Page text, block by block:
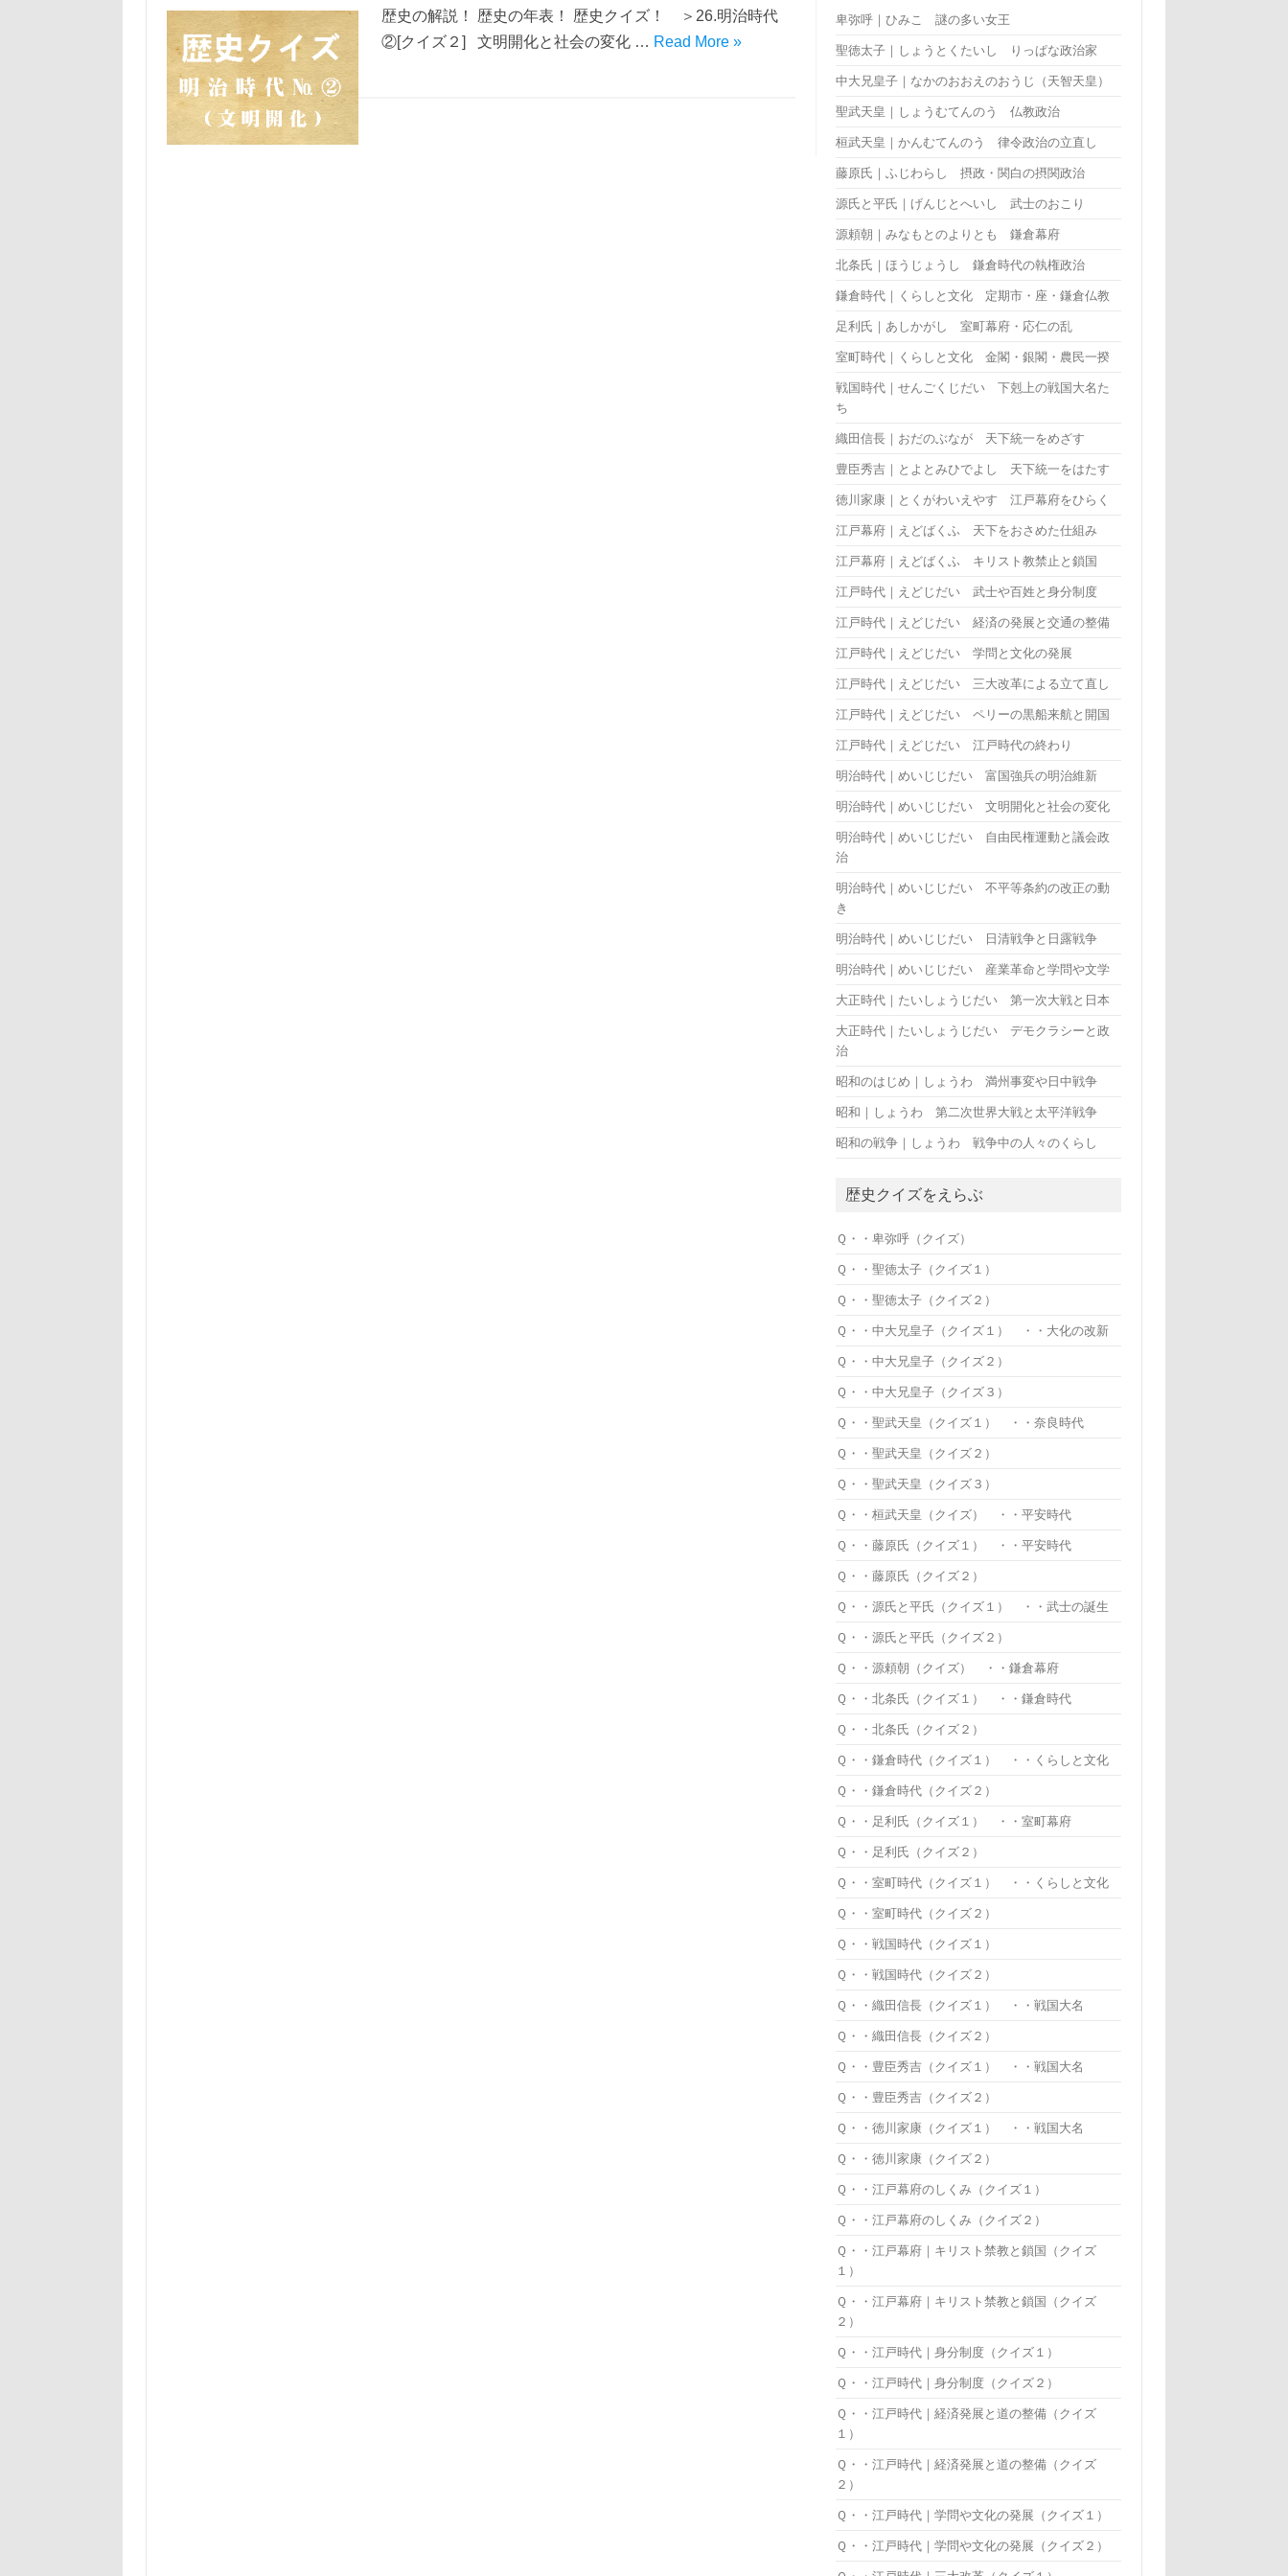
歴史の解説！ 歴史の年表！ 歴史クイズ！ ＞26.明治時代
②[クイズ２] 文明開化と社会の変化 … Read More »
卑弥呼｜ひみこ 謎の多い女王
聖徳太子｜しょうとくたいし りっぱな政治家
中大兄皇子｜なかのおおえのおうじ（天智天皇）
聖武天皇｜しょうむてんのう 仏教政治
桓武天皇｜かんむてんのう 律令政治の立直し
藤原氏｜ふじわらし 摂政・関白の摂関政治
源氏と平氏｜げんじとへいし 武士のおこり
源頼朝｜みなもとのよりとも 鎌倉幕府
北条氏｜ほうじょうし 鎌倉時代の執権政治
鎌倉時代｜くらしと文化 定期市・座・鎌倉仏教
足利氏｜あしかがし 室町幕府・応仁の乱
室町時代｜くらしと文化 金閣・銀閣・農民一揆
戦国時代｜せんごくじだい 下剋上の戦国大名た
ち
織田信長｜おだのぶなが 天下統一をめざす
豊臣秀吉｜とよとみひでよし 天下統一をはたす
徳川家康｜とくがわいえやす 江戸幕府をひらく
江戸幕府｜えどばくふ 天下をおさめた仕組み
江戸幕府｜えどばくふ キリスト教禁止と鎖国
江戸時代｜えどじだい 武士や百姓と身分制度
江戸時代｜えどじだい 経済の発展と交通の整備
江戸時代｜えどじだい 学問と文化の発展
江戸時代｜えどじだい 三大改革による立て直し
江戸時代｜えどじだい ペリーの黒船来航と開国
江戸時代｜えどじだい 江戸時代の終わり
明治時代｜めいじじだい 富国強兵の明治維新
明治時代｜めいじじだい 文明開化と社会の変化
明治時代｜めいじじだい 自由民権運動と議会政
治
明治時代｜めいじじだい 不平等条約の改正の動
き
明治時代｜めいじじだい 日清戦争と日露戦争
明治時代｜めいじじだい 産業革命と学問や文学
大正時代｜たいしょうじだい 第一次大戦と日本
大正時代｜たいしょうじだい デモクラシーと政
治
昭和のはじめ｜しょうわ 満州事変や日中戦争
昭和｜しょうわ 第二次世界大戦と太平洋戦争
昭和の戦争｜しょうわ 戦争中の人々のくらし
歴史クイズをえらぶ
Ｑ・・卑弥呼（クイズ）
Ｑ・・聖徳太子（クイズ１）
Ｑ・・聖徳太子（クイズ２）
Ｑ・・中大兄皇子（クイズ１） ・・大化の改新
Ｑ・・中大兄皇子（クイズ２）
Ｑ・・中大兄皇子（クイズ３）
Ｑ・・聖武天皇（クイズ１） ・・奈良時代
Ｑ・・聖武天皇（クイズ２）
Ｑ・・聖武天皇（クイズ３）
Ｑ・・桓武天皇（クイズ） ・・平安時代
Ｑ・・藤原氏（クイズ１） ・・平安時代
Ｑ・・藤原氏（クイズ２）
Ｑ・・源氏と平氏（クイズ１） ・・武士の誕生
Ｑ・・源氏と平氏（クイズ２）
Ｑ・・源頼朝（クイズ） ・・鎌倉幕府
Ｑ・・北条氏（クイズ１） ・・鎌倉時代
Ｑ・・北条氏（クイズ２）
Ｑ・・鎌倉時代（クイズ１） ・・くらしと文化
Ｑ・・鎌倉時代（クイズ２）
Ｑ・・足利氏（クイズ１） ・・室町幕府
Ｑ・・足利氏（クイズ２）
Ｑ・・室町時代（クイズ１） ・・くらしと文化
Ｑ・・室町時代（クイズ２）
Ｑ・・戦国時代（クイズ１）
Ｑ・・戦国時代（クイズ２）
Ｑ・・織田信長（クイズ１） ・・戦国大名
Ｑ・・織田信長（クイズ２）
Ｑ・・豊臣秀吉（クイズ１） ・・戦国大名
Ｑ・・豊臣秀吉（クイズ２）
Ｑ・・徳川家康（クイズ１） ・・戦国大名
Ｑ・・徳川家康（クイズ２）
Ｑ・・江戸幕府のしくみ（クイズ１）
Ｑ・・江戸幕府のしくみ（クイズ２）
Ｑ・・江戸幕府｜キリスト禁教と鎖国（クイズ
１）
Ｑ・・江戸幕府｜キリスト禁教と鎖国（クイズ
２）
Ｑ・・江戸時代｜身分制度（クイズ１）
Ｑ・・江戸時代｜身分制度（クイズ２）
Ｑ・・江戸時代｜経済発展と道の整備（クイズ
１）
Ｑ・・江戸時代｜経済発展と道の整備（クイズ
２）
Ｑ・・江戸時代｜学問や文化の発展（クイズ１）
Ｑ・・江戸時代｜学問や文化の発展（クイズ２）